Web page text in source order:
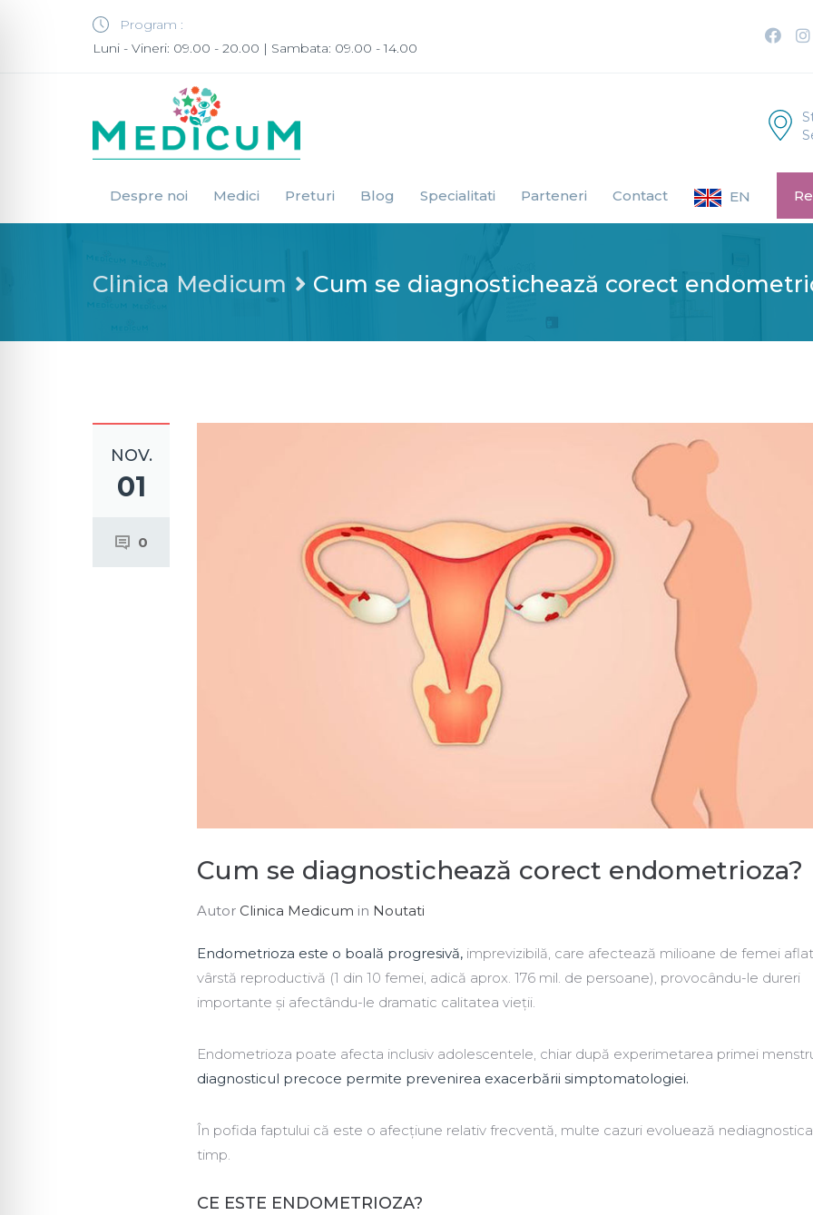
Program :
Luni - Vineri: 09.00 - 20.00 | Sambata: 09.00 - 14.00
Despre noi Medici Preturi Blog Specialitati Parteneri Contact EN
Clinica Medicum Cum se diagnostichează corect
NOV.
01
0
Cum se diagnostichează corect endometrioza?
Autor Clinica Medicum in Noutati
Endometrioza este o boală progresivă, imprevizibilă, care afectează milioane de femei
vârstă reproductivă (1 din 10 femei, adică aprox. 176 mil. de persoane), provocându-le dureri
importante și afectându-le dramatic calitatea vieții.
Endometrioza poate afecta inclusiv adolescentele, chiar după experimetarea primei
diagnosticul precoce permite prevenirea exacerbării simptomatologiei.
În pofida faptului că este o afecțiune relativ frecventă, multe cazuri evoluează
timp.
CE ESTE ENDOMETRIOZA?